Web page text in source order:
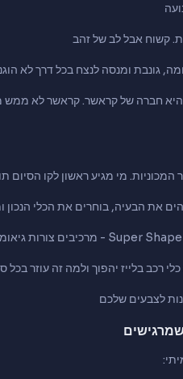
קשוח אבל לב של זהב
גונבת ומנסה לנצח בכל דרך לא
חברה של קראשר. קראשר לא ממש
מי מגיע ראשון לקו הסיום
את הבעיה, בוחרים את הכלי הנכון
רכב בלייז יהפוך ולמה זה עוזר בכל
לצבעים שלכם